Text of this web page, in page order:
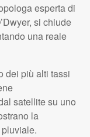
esperta di
si chiude
una reale
dei più alti tassi
satellite su uno
la